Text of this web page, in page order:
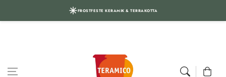
FROSTFESTE KERAMIK & TERRAKOTTA
Zum Inhalt